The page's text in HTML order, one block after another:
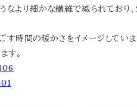
なより細かな繊維で織られており
時間の暖かさをイメージしていま
す。